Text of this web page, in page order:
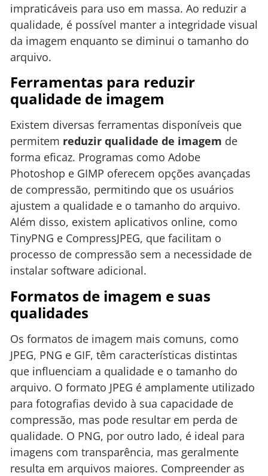
impraticáveis para uso em massa. Ao reduzir a
qualidade, é possível manter a integridade visual
da imagem enquanto se diminui o tamanho do
arquivo.
Ferramentas para reduzir
qualidade de imagem
Existem diversas ferramentas disponíveis que
permitem reduzir qualidade de imagem de
forma eficaz. Programas como Adobe
Photoshop e GIMP oferecem opções avançadas
de compressão, permitindo que os usuários
ajustem a qualidade e o tamanho do arquivo.
Além disso, existem aplicativos online, como
TinyPNG e CompressJPEG, que facilitam o
processo de compressão sem a necessidade de
instalar software adicional.
Formatos de imagem e suas
qualidades
Os formatos de imagem mais comuns, como
JPEG, PNG e GIF, têm características distintas
que influenciam a qualidade e o tamanho do
arquivo. O formato JPEG é amplamente utilizado
para fotografias devido à sua capacidade de
compressão, mas pode resultar em perda de
qualidade. O PNG, por outro lado, é ideal para
imagens com transparência, mas geralmente
resulta em arquivos maiores. Compreender as